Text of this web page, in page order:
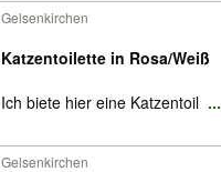
Gelsenkirchen
Katzentoilette in Rosa/Weiß
Ich biete hier eine Katzentoil ...
Gelsenkirchen